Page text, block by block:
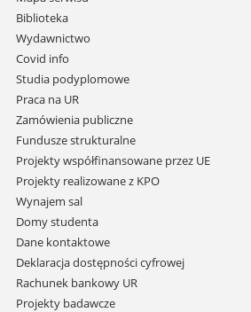
i
przejdź
do
treści
Biblioteka
Wydawnictwo
Covid info
Studia podyplomowe
Praca na UR
Zamówienia publiczne
Fundusze strukturalne
Projekty współfinansowane przez UE
Projekty realizowane z KPO
Wynajem sal
Domy studenta
Dane kontaktowe
Deklaracja dostępności cyfrowej
Rachunek bankowy UR
Projekty badawcze